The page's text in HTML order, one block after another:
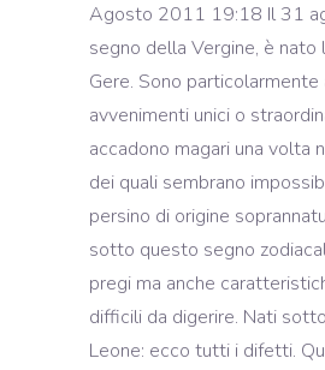
Agosto 2011 19:18 Il 31
segno della Vergine, è nato
Gere. Sono
avvenimenti unici o
accadono magari una volta
dei quali sembrano
persino di origine
sotto questo segno
pregi ma anche
difficili da digerire. Nati
Leone: ecco tutti i difetti.